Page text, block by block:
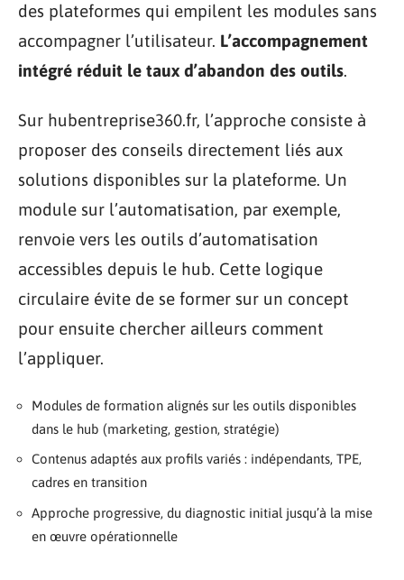
des plateformes qui empilent les modules sans
accompagner l’utilisateur. L’accompagnement
intégré réduit le taux d’abandon des outils.
Sur hubentreprise360.fr, l’approche consiste à
proposer des conseils directement liés aux
solutions disponibles sur la plateforme. Un
module sur l’automatisation, par exemple,
renvoie vers les outils d’automatisation
accessibles depuis le hub. Cette logique
circulaire évite de se former sur un concept
pour ensuite chercher ailleurs comment
l’appliquer.
Modules de formation alignés sur les outils disponibles
dans le hub (marketing, gestion, stratégie)
Contenus adaptés aux profils variés : indépendants, TPE,
cadres en transition
Approche progressive, du diagnostic initial jusqu’à la mise
en œuvre opérationnelle